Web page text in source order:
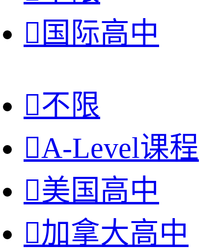
 国际高中
不限
A-Level课程
美国高中
加拿大高中